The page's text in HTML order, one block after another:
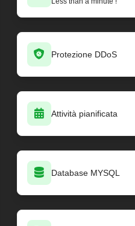
Protezione DDoS
Attività pianificata
Database MYSQL